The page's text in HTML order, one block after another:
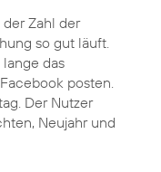
Zahl der
so gut läuft.
das
posten.
Der Nutzer
Neujahr und